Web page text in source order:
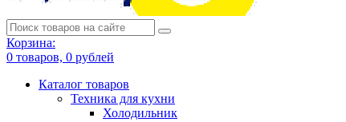
Корзина:
0 товаров, 0 рублей
Каталог товаров
Техника для кухни
Холодильник